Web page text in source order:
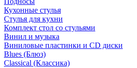
Кухонные стулья
Стулья для кухни
Комплект стол со стульями
Винил и музыка
Виниловые пластинки и CD диски
Blues (Блюз)
Classical (Классика)